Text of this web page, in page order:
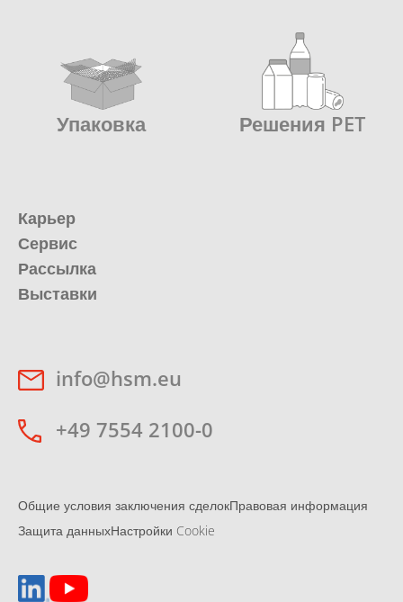
Упаковка Решения PET
Карьер
Сервис
Рассылка
Выставки
info@hsm.eu
+49 7554 2100-0
Общие условия заключения сделокПравовая информация
Защита данныхНастройки Cookie